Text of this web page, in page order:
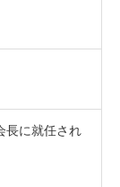
長に就任され